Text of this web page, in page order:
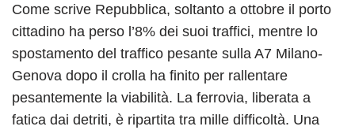
Come scrive Repubblica, soltanto a ottobre il porto
cittadino ha perso l’8% dei suoi traffici, mentre lo
spostamento del traffico pesante sulla A7 Milano-
Genova dopo il crolla ha finito per rallentare
pesantemente la viabilità. La ferrovia, liberata a
fatica dai detriti, è ripartita tra mille difficoltà. Una